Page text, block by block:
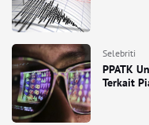
Selebriti
PPATK
Terkait